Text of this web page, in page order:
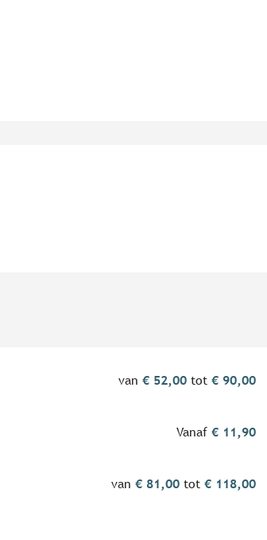
van€ 52,00 tot€ 90,00
Vanaf€ 11,90
van€ 81,00 tot€ 118,00